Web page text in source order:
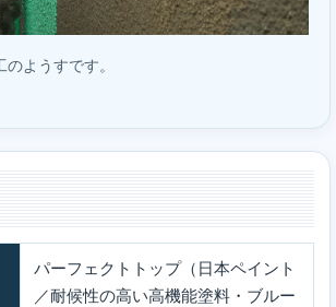
ようすです。
パーフェクトトップ（日本ペイント
／耐候性の高い高機能塗料・ブルー